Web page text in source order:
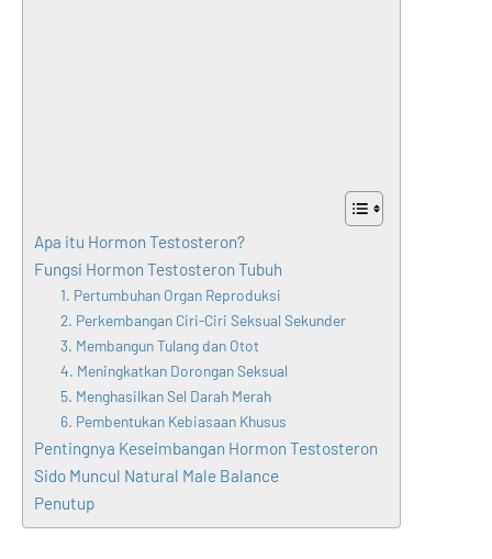
Apa itu Hormon Testosteron?
Fungsi Hormon Testosteron Tubuh
1. Pertumbuhan Organ Reproduksi
2. Perkembangan Ciri-Ciri Seksual Sekunder
3. Membangun Tulang dan Otot
4. Meningkatkan Dorongan Seksual
5. Menghasilkan Sel Darah Merah
6. Pembentukan Kebiasaan Khusus
Pentingnya Keseimbangan Hormon Testosteron
Sido Muncul Natural Male Balance
Penutup